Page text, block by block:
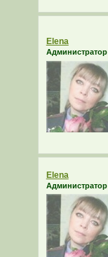
Elena
Администратор
Elena
Администратор